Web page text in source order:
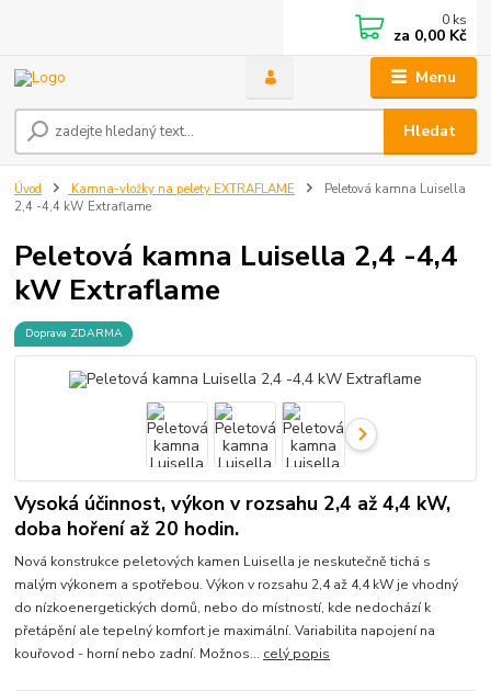
Menu
Hledat
0 ks
za 0,00 Kč
Úvod Kamna-vložky na pelety EXTRAFLAME
Peletová kamna Luisella
2,4 -4,4 kW Extraflame
Peletová kamna Luisella 2,4 -4,4
kW Extraflame
Doprava ZDARMA
Vysoká účinnost, výkon v rozsahu 2,4 až 4,4 kW,
doba hoření až 20 hodin.
Nová konstrukce peletových kamen Luisella je neskutečně tichá s
malým výkonem a spotřebou. Výkon v rozsahu 2,4 až 4,4 kW je vhodný
do nízkoenergetických domů, nebo do místností, kde nedochází k
přetápění ale tepelný komfort je maximální. Variabilita napojení na
kouřovod - horní nebo zadní. Možnos... celý popis